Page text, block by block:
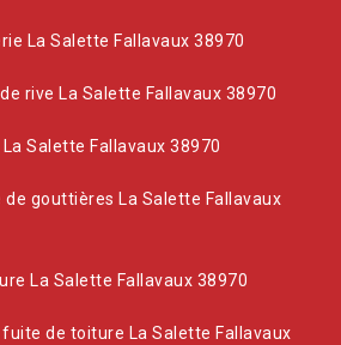
La Salette Fallavaux 38970
rive La Salette Fallavaux 38970
Salette Fallavaux 38970
de gouttières La Salette Fallavaux
La Salette Fallavaux 38970
de toiture La Salette Fallavaux